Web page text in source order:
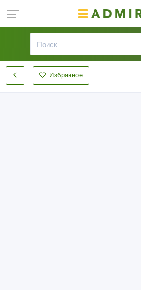
Избранное